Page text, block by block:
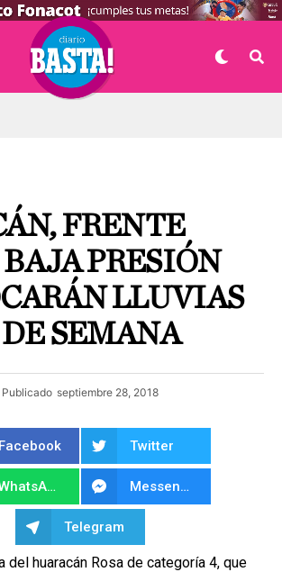
FRENTE
PRESIÓN
LLUVIAS
SEMANA
Publicado septiembre 28, 2018
Facebook Twitter
WhatsApp Messenger
Telegram
del huaracán Rosa de categoría 4, que